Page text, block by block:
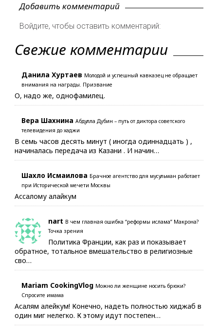
Добавить комментарий
Войдите, чтобы оставить комментарий:
Свежие комментарии
Данила Хуртаев Молодой и успешный кавказец не обращает
внимания на награды. Призвание
О, надо же, однофамилец.
Вера Шахнина Абдулла Дубин – путь от диктора советского
телевидения до хаджи
В семь часов десять минут ( иногда одиннадцать ) ,
начиналась передача из Казани . И начин…
Шахло Исмаилова Брачное агентство для мусульман работает
при Исторической мечети Москвы
Ассалому алайкум
nart В чем главная ошибка “реформы ислама” Макрона?
Точка зрения
Политика Франции, как раз и показывает
обратное, тотальное вмешательство в религиозные
сво…
Mariam CookingVlog Можно ли женщине носить брюки?
Спросите имама
Асалям алейкум! Конечно, надеть полностью хиджаб в
один миг нелегко. К этому идут постепен…